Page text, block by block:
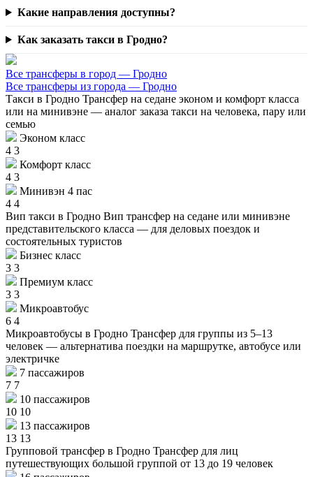
Какие направления доступны?
Как заказать такси в Гродно?
Все трансферы в город — Гродно
Все трансферы из города — Гродно
Такси в Гродно Трансфер на седане эконом и комфорт класса
или на минивэне — аналог заказа такси на человека, пару или
семью
Эконом класс
4 3
Комфорт класс
4 3
Минивэн 4 пас
4 4
Вип такси в Гродно Вип трансфер на седане или минивэне
представительского класса — для деловых поездок и
состоятельных туристов
Бизнес класс
3 3
Премиум класс
3 3
Микроавтобус
6 4
Микроавтобусы в Гродно Трансфер для группы из 5–13
человек — альтернатива поездки на маршрутке, автобусе или
электричке
7 пассажиров
7 7
10 пассажиров
10 10
13 пассажиров
13 13
Групповой трансфер в Гродно Трансфер для лиц
путешествующих большой группой от 13 до 19 человек